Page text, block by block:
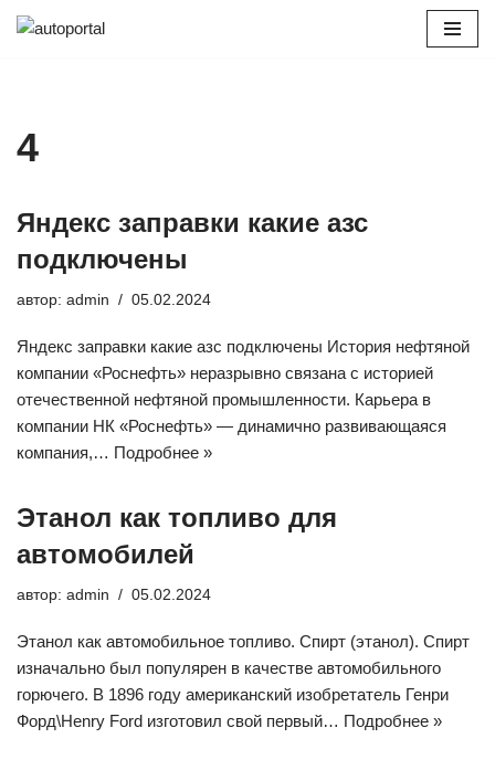
4
Яндекс заправки какие азс
подключены
автор: admin 05.02.2024
Яндекс заправки какие азс подключены История нефтяной
компании «Роснефть» неразрывно связана с историей
отечественной нефтяной промышленности. Карьера в
компании НК «Роснефть» — динамично развивающаяся
компания,… Подробнее »
Этанол как топливо для
автомобилей
автор: admin 05.02.2024
Этанол как автомобильное топливо. Спирт (этанол). Спирт
изначально был популярен в качестве автомобильного
горючего. В 1896 году американский изобретатель Генри
Форд\Henry Ford изготовил свой первый… Подробнее »